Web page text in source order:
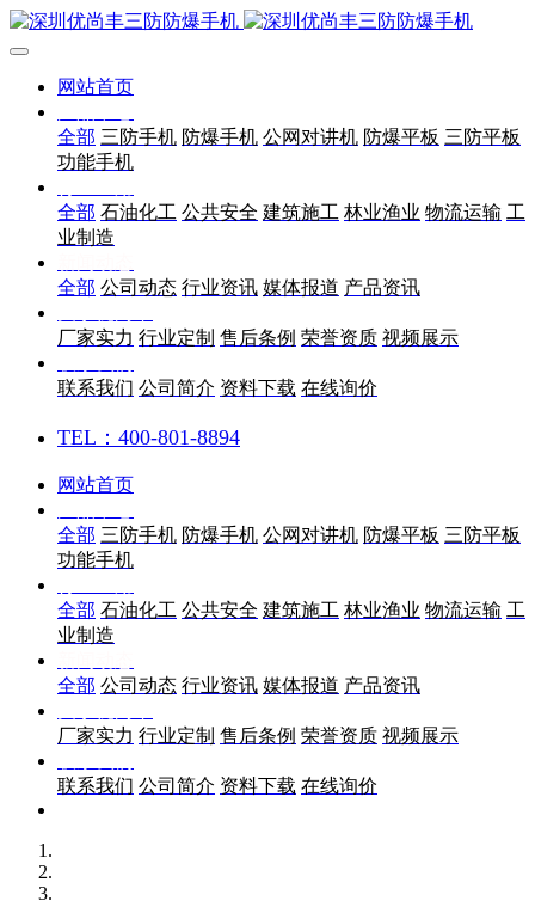
网站首页
全部 三防手机 防爆手机 公网对讲机 防爆平板 三防平板
功能手机
全部 石油化工 公共安全 建筑施工 林业渔业 物流运输 工
业制造
全部 公司动态 行业资讯 媒体报道 产品资讯
厂家实力 行业定制 售后条例 荣誉资质 视频展示
联系我们 公司简介 资料下载 在线询价
TEL：400-801-8894
网站首页
全部 三防手机 防爆手机 公网对讲机 防爆平板 三防平板
功能手机
全部 石油化工 公共安全 建筑施工 林业渔业 物流运输 工
业制造
全部 公司动态 行业资讯 媒体报道 产品资讯
厂家实力 行业定制 售后条例 荣誉资质 视频展示
联系我们 公司简介 资料下载 在线询价